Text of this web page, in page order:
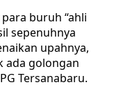
buruh “ahli
sepenuhnya
upahnya,
ada golongan
Tersanabaru.